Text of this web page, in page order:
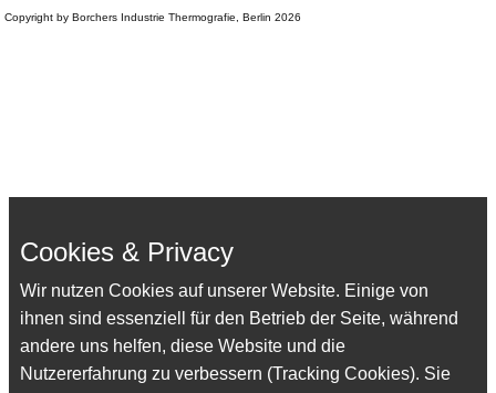
Copyright by Borchers Industrie Thermografie, Berlin 2026
Cookies & Privacy
Wir nutzen Cookies auf unserer Website. Einige von
ihnen sind essenziell für den Betrieb der Seite, während
andere uns helfen, diese Website und die
Nutzererfahrung zu verbessern (Tracking Cookies). Sie